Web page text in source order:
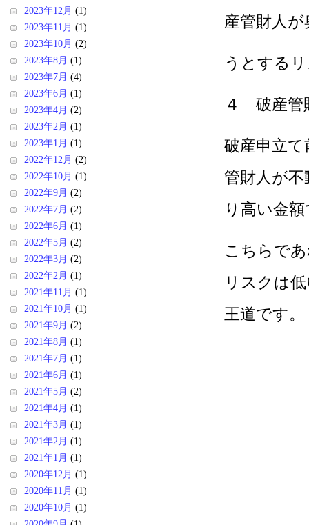
産管財人
うとする
４ 破産管
破産申立
管財人が
り高い金
こちらで
リスクは
王道です。
2023年12月 (1)
2023年11月 (1)
2023年10月 (2)
2023年8月 (1)
2023年7月 (4)
2023年6月 (1)
2023年4月 (2)
2023年2月 (1)
2023年1月 (1)
2022年12月 (2)
2022年10月 (1)
2022年9月 (2)
2022年7月 (2)
2022年6月 (1)
2022年5月 (2)
2022年3月 (2)
2022年2月 (1)
2021年11月 (1)
2021年10月 (1)
2021年9月 (2)
2021年8月 (1)
2021年7月 (1)
2021年6月 (1)
2021年5月 (2)
2021年4月 (1)
2021年3月 (1)
2021年2月 (1)
2021年1月 (1)
2020年12月 (1)
2020年11月 (1)
2020年10月 (1)